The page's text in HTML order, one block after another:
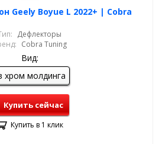
Geely Boyue L 2022+ | Cobra
Дефлекторы
Cobra Tuning
Вид:
хром молдинга
Купить сейчас
Купить в 1 клик